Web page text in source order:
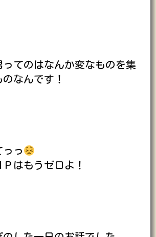
ってのはなんか変なものを集
なんです！
っ
はもうゼロよ！